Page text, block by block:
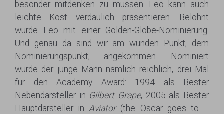
besonder mitdenken zu müssen. Leo kann auch
leichte Kost verdaulich präsentieren. Belohnt
wurde Leo mit einer Golden-Globe-Nominierung.
Und genau da sind wir am wunden Punkt, dem
Nominierungspunkt, angekommen. Nominiert
wurde der junge Mann nämlich reichlich, drei Mal
für den Academy Award: 1994 als Bester
Nebendarsteller in Gilbert Grape, 2005 als Bester
Hauptdarsteller inAviator(the Oscar goes to …